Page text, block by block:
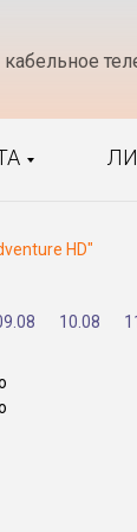
HD"
10.08